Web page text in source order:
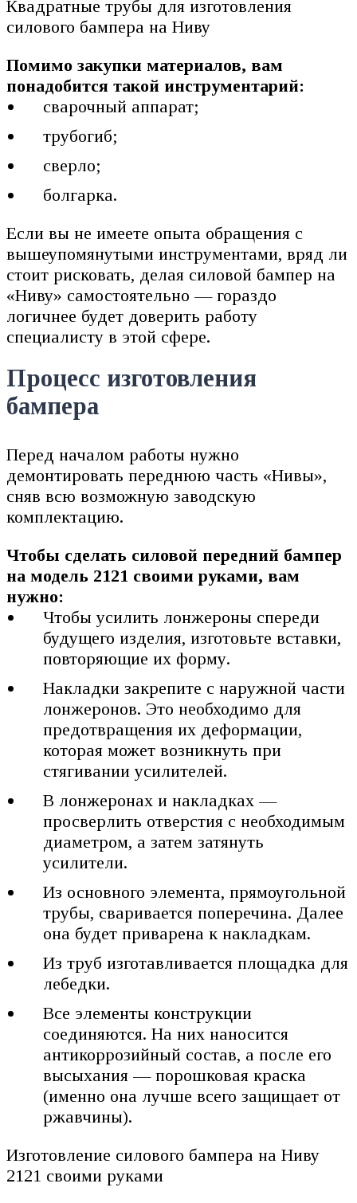
Квадратные трубы для изготовления
силового бампера на Ниву
Помимо закупки материалов, вам
понадобится такой инструментарий:
сварочный аппарат;
трубогиб;
сверло;
болгарка.
Если вы не имеете опыта обращения с
вышеупомянутыми инструментами, вряд ли
стоит рисковать, делая силовой бампер на
«Ниву» самостоятельно — гораздо
логичнее будет доверить работу
специалисту в этой сфере.
Процесс изготовления
бампера
Перед началом работы нужно
демонтировать переднюю часть «Нивы»,
сняв всю возможную заводскую
комплектацию.
Чтобы сделать силовой передний бампер
на модель 2121 своими руками, вам
нужно:
Чтобы усилить лонжероны спереди
будущего изделия, изготовьте вставки,
повторяющие их форму.
Накладки закрепите с наружной части
лонжеронов. Это необходимо для
предотвращения их деформации,
которая может возникнуть при
стягивании усилителей.
В лонжеронах и накладках —
просверлить отверстия с необходимым
диаметром, а затем затянуть
усилители.
Из основного элемента, прямоугольной
трубы, сваривается поперечина. Далее
она будет приварена к накладкам.
Из труб изготавливается площадка для
лебедки.
Все элементы конструкции
соединяются. На них наносится
антикоррозийный состав, а после его
высыхания — порошковая краска
(именно она лучше всего защищает от
ржавчины).
Изготовление силового бампера на Ниву
2121 своими руками